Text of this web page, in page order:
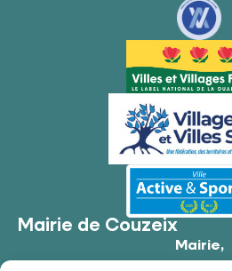
Mairie de Couzeix
Mairie,